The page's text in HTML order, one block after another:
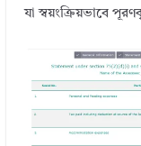
যা স্বয়ংক্রিয়ভাবে